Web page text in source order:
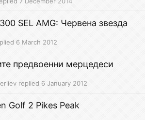
SEL AMG: Червена звезда
6 March 2012
предвоенни мерцедеси
6 January 2012
Golf 2 Pikes Peak